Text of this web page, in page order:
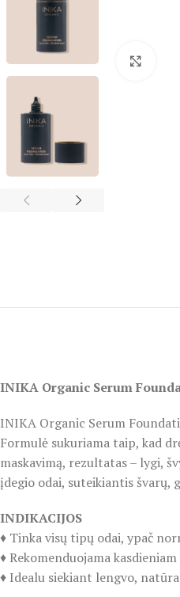
INIKA Organic Serum
INIKA Organic Serum
Formulė sukuriama taip, kad
maskavimą, rezultatas – lygi,
įdegio odai, suteikiantis švarų,
INDIKACIJOS
♦️ Tinka visų tipų odai, ypač
♦️ Rekomenduojama
♦️ Idealu siekiant lengvo,